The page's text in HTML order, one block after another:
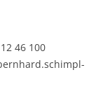
46 100